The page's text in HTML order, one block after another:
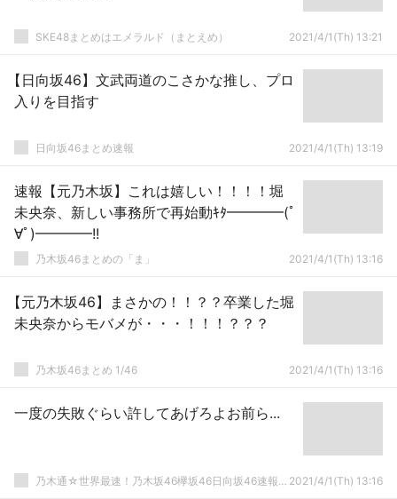
SKE48まとめはエメラルド（まとえめ） 2021/4/1(Th) 13:21
【日向坂46】文武両道のこさかな推し、プロ
入りを目指す
日向坂46まとめ速報 2021/4/1(Th) 13:19
速報【元乃木坂】これは嬉しい！！！！堀
未央奈、新しい事務所で再始動ｷﾀ━━━━(ﾟ
∀ﾟ)━━━━!!
乃木坂46まとめの「ま」 2021/4/1(Th) 13:16
【元乃木坂46】まさかの！！？？卒業した堀
未央奈からモバメが・・・！！！？？？
乃木坂46まとめ 1/46 2021/4/1(Th) 13:16
一度の失敗ぐらい許してあげろよお前ら...
乃木通☆世界最速！乃木坂46欅坂46日向坂46速報まとめ 2021/4/1(Th) 13:16